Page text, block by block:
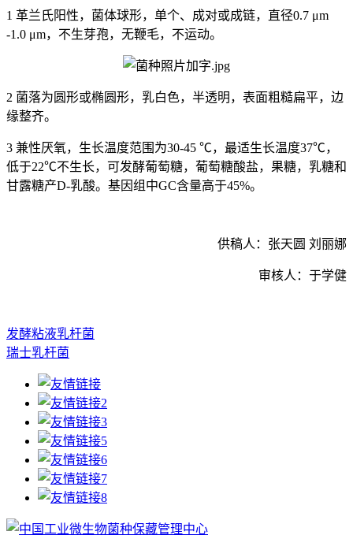
1 革兰氏阳性，菌体球形，单个、成对或成链，直径0.7 μm
-1.0 μm，不生芽孢，无鞭毛，不运动。
2 菌落为圆形或椭圆形，乳白色，半透明，表面粗糙扁平，边
缘整齐。
3 兼性厌氧，生长温度范围为30-45 ℃，最适生长温度37℃，
低于22℃不生长，可发酵葡萄糖，葡萄糖酸盐，果糖，乳糖和
甘露糖产D-乳酸。基因组中GC含量高于45%。
供稿人：张天圆 刘丽娜
审核人：于学健
发酵粘液乳杆菌
瑞士乳杆菌